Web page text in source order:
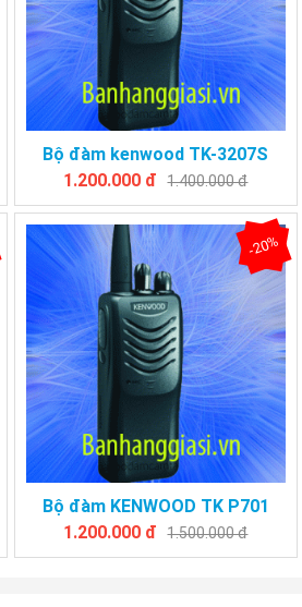
Bộ đàm kenwood TK-3207S
1.200.000 đ 1.400.000 đ
Bộ đàm KENWOOD TK P701
-20%
1.200.000 đ 1.500.000 đ